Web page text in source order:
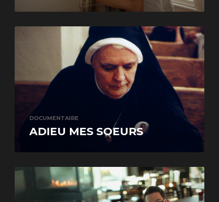
DOCUMENTAIRE
ADIEU MES SOEURS